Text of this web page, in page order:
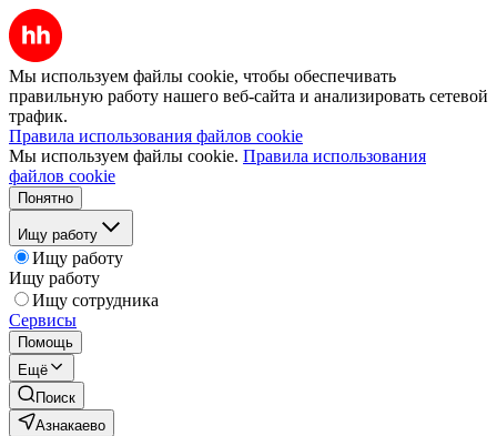
Мы используем файлы cookie, чтобы обеспечивать
правильную работу нашего веб-сайта и анализировать сетевой
трафик.
Правила использования файлов cookie
Мы используем файлы cookie. Правила использования
файлов cookie
Понятно
Ищу работу
Ищу работу
Ищу работу
Ищу сотрудника
Сервисы
Помощь
Ещё
Поиск
Азнакаево